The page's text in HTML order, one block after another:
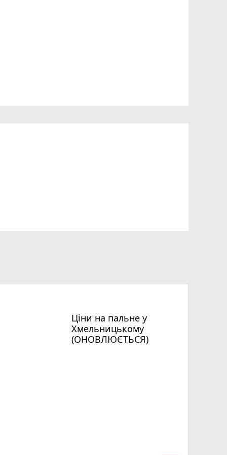
Ціни на пальне у
Хмельницькому
(ОНОВЛЮЄТЬСЯ)